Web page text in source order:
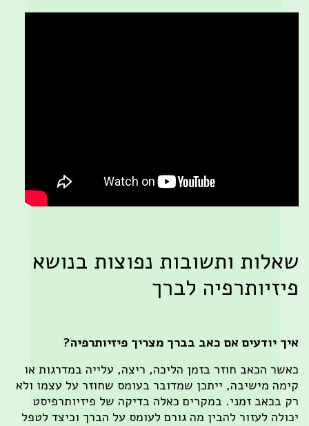
ותשובות נפוצות בנושא
לברך
יודעים אם כאב בברך מצריך פיזיותרפיה?
הכאב חוזר בזמן הליכה, ריצה, עלייה במדרגות או
מישיבה, ייתכן שמדובר בעומס שחוזר על עצמו ולא
בכאב זמני. במקרים כאלה בדיקה של פיזיותרפיסט
לעזור להבין מה גורם לעומס על הברך וכיצד לטפל